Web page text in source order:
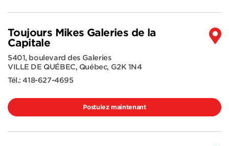
Toujours Mikes Galeries de la
Capitale
5401, boulevard des Galeries
VILLE DE QUÉBEC, Québec, G2K 1N4
Tél.:418-627-4695
Postulez maintenant